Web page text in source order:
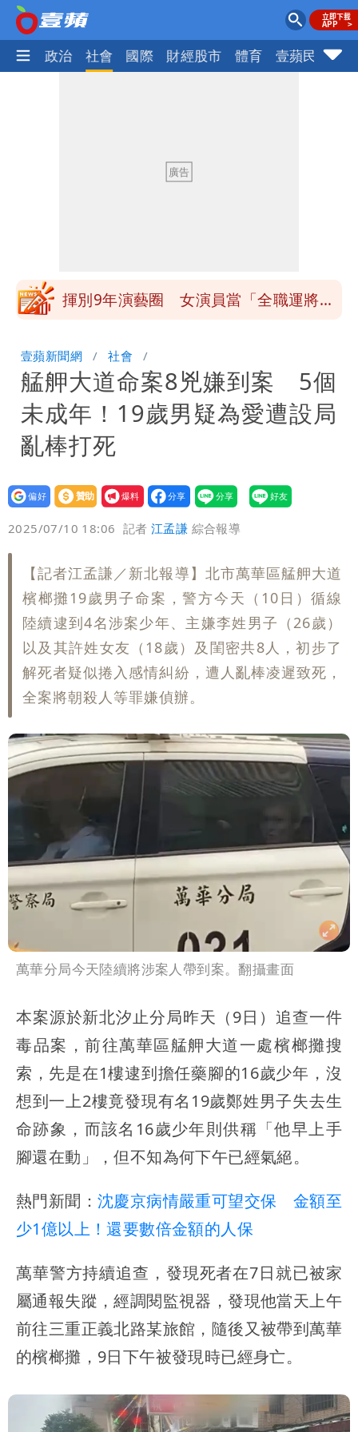
生活 政治 社會 國際 財經股市 體育 壹蘋民調
回1句笑翻10萬人
白海豚不放假「跟巴威差別在這裡」 蔣
揮別9年演藝圈 女演員當「全職運將」
炸開扁
白海豚發威！內褲掛陽台被吹走 議員神
回1句笑翻10萬人
白海豚不放假「跟巴威差別在這裡」 蔣
萬安：這很清楚標準一致
壹蘋新聞網 社會
艋舺大道命案8兇嫌到案 5個
未成年！19歲男疑為愛遭設局
亂棒打死
設為
贊助
我要
爆料
2025/07/10 18:06 記者江孟謙 綜合報導
【記者江孟謙／新北報導】北市萬華區艋舺大道
檳榔攤19歲男子命案，警方今天（10日）循線
陸續逮到4名涉案少年、主嫌李姓男子（26歲）
以及其許姓女友（18歲）及閨密共8人，初步了
解死者疑似捲入感情糾紛，遭人亂棒凌遲致死，
全案將朝殺人等罪嫌偵辦。
萬華分局今天陸續將涉案人帶到案。翻攝畫面
本案源於新北汐止分局昨天（9日）追查一件
毒品案，前往萬華區艋舺大道一處檳榔攤搜
索，先是在1樓逮到擔任藥腳的16歲少年，沒
想到一上2樓竟發現有名19歲鄭姓男子失去生
命跡象，而該名16歲少年則供稱「他早上手
腳還在動」，但不知為何下午已經氣絕。
熱門新聞： 沈慶京病情嚴重可望交保 金額至
少1億以上！還要數倍金額的人保
萬華警方持續追查，發現死者在7日就已被家
屬通報失蹤，經調閱監視器，發現他當天上午
前往三重正義北路某旅館，隨後又被帶到萬華
的檳榔攤，9日下午被發現時已經身亡。